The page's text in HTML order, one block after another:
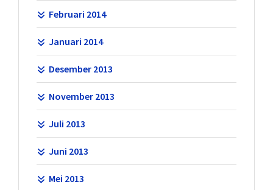
Februari 2014
Januari 2014
Desember 2013
November 2013
Juli 2013
Juni 2013
Mei 2013